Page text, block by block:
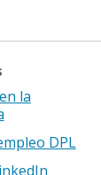
la
DPL